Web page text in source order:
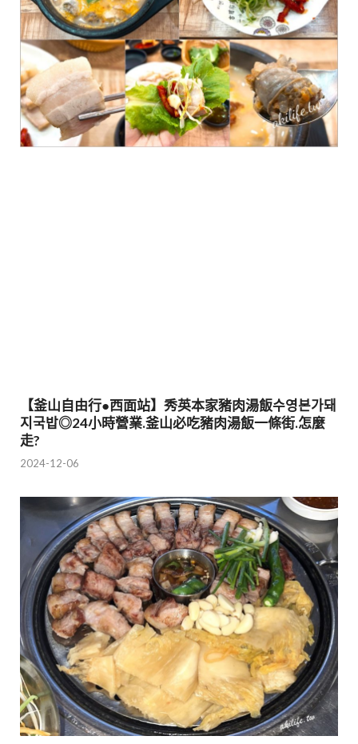
【釜山自由行●西面站】秀英本家豬肉湯飯수영본가돼
지국밥◎24小時營業.釜山必吃豬肉湯飯一條街.怎麼
走?
2024-12-06